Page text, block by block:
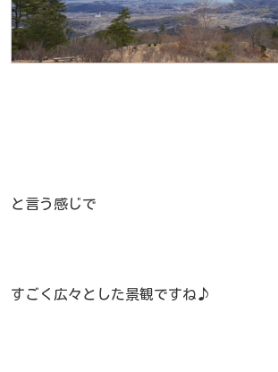
と言う感じで
すごく広々とした景観ですね♪